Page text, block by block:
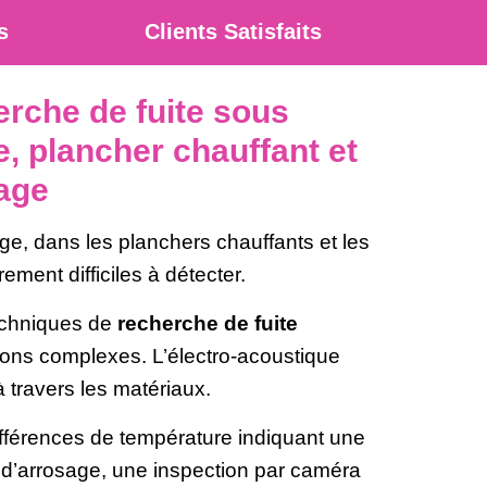
Clients Satisfaits
de fuite sous
plancher chauffant et
dans les planchers chauffants et les
difficiles à détecter.
de recherche de fuite
complexes. L’électro-acoustique
travers les matériaux.
de température indiquant une
une inspection par caméra